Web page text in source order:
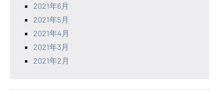
2021年6月
2021年5月
2021年4月
2021年3月
2021年2月